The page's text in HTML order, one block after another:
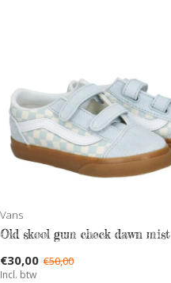
Vans
Old skool gum check dawn mist
€30,00 €50,00
Incl. btw